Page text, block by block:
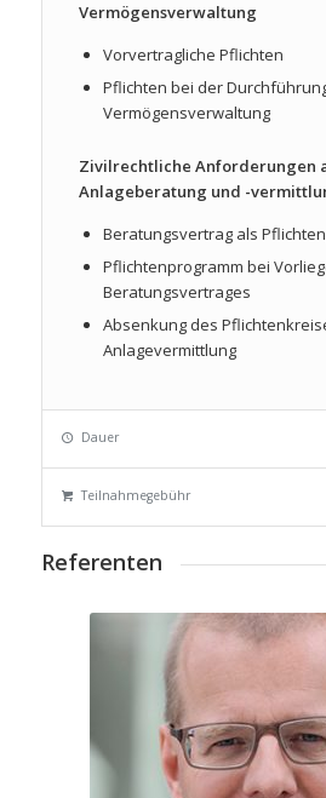
Vermögensverwaltung
Vorvertragliche Pflichten
Pflichten bei der
Vermögensverwaltung
Zivilrechtliche Anforderungen
Anlageberatung und -
Beratungsvertrag als
Pflichtenprogramm bei
Beratungsvertrages
Absenkung des
Anlagevermittlung
Dauer
Teilnahmegebühr
Referenten